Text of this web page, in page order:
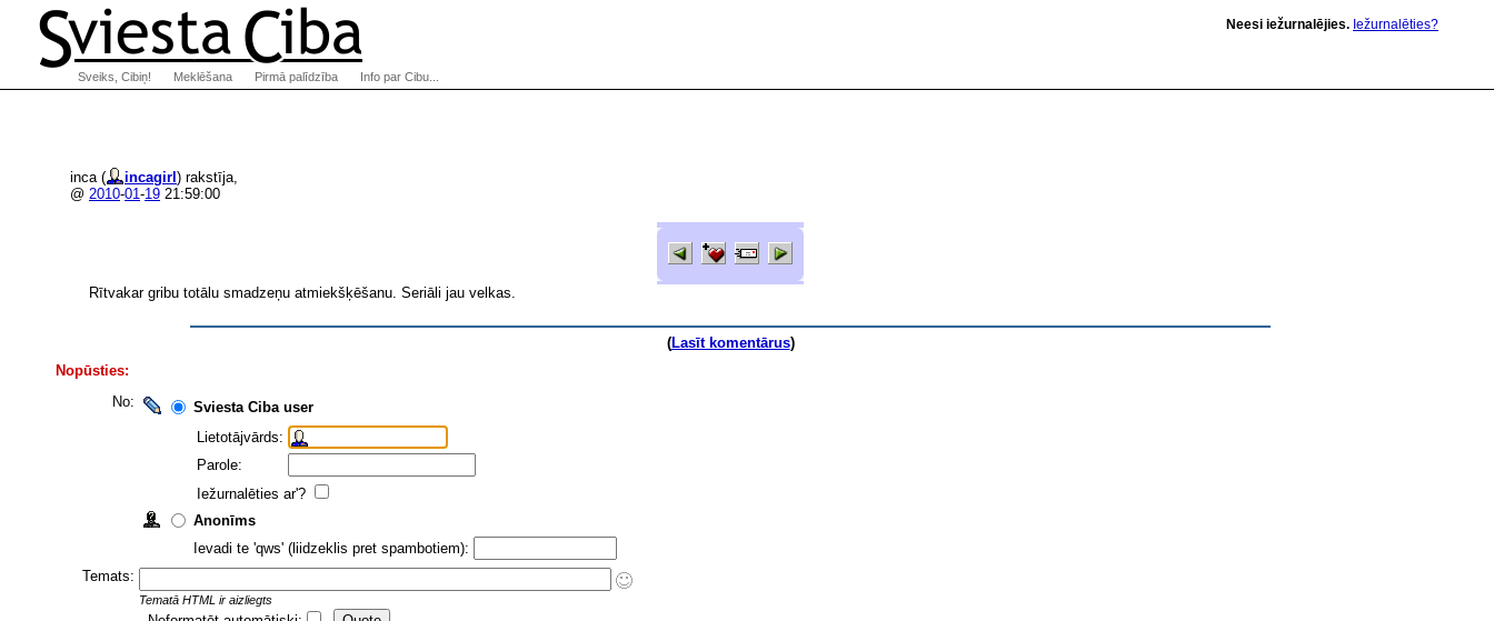
inca ( incagirl ) rakstīja,
@ 2010-01-19 21:59:00
Rītvakar gribu totālu smadzeņu atmiekšķēšanu. Seriāli jau velkas.
(Lasīt komentārus)
Nopūsties:
No:
Sviesta Ciba user
Lietotājvārds:
Parole:
Iežurnalēties ar'?
Anonīms
Ievadi te 'qws' (liidzeklis pret spambotiem):
Temats:
Tematā HTML ir aizliegts
Neesi iežurnalējies. Iežurnalēties?
Sveiks, Cibiņ! Meklēšana Pirmā palīdzība Info par Cibu...